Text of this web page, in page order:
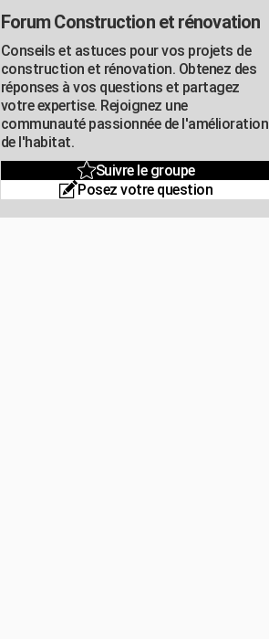
Forum Construction et rénovation
Conseils et astuces pour vos projets de
construction et rénovation. Obtenez des
réponses à vos questions et partagez
votre expertise. Rejoignez une
communauté passionnée de l'amélioration
de l'habitat.
Suivre le groupe
Posez votre question